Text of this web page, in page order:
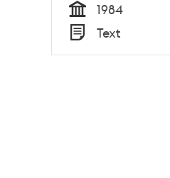
Tid
1984
Typ
Text